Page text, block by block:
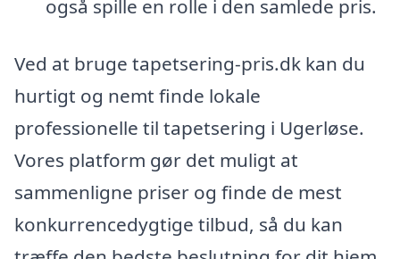
også spille en rolle i den samlede pris.
Ved at bruge tapetsering-pris.dk kan du
hurtigt og nemt finde lokale
professionelle til tapetsering i Ugerløse.
Vores platform gør det muligt at
sammenligne priser og finde de mest
konkurrencedygtige tilbud, så du kan